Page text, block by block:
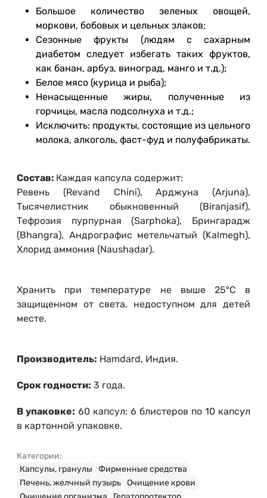
Большое количество зеленых овощей,
моркови, бобовых и цельных злаков;
Сезонные фрукты (людям с сахарным
диабетом следует избегать таких фруктов,
как банан, арбуз, виноград, манго и т.д.);
Белое мясо (курица и рыба);
Ненасыщенные жиры, полученные из
горчицы, масла подсолнуха и т.д.;
Исключить: продукты, состоящие из цельного
молока, алкоголь, фаст-фуд и полуфабрикаты.
Состав: Каждая капсула содержит:
Ревень (Revand Chini), Арджуна (Arjuna),
Тысячелистник обыкновенный (Biranjasif),
Тефрозия пурпурная (Sarphoka), Брингарадж
(Bhangra), Андрографис метельчатый (Kalmegh),
Хлорид аммония (Naushadar).
Хранить при температуре не выше 25°С в
защищенном от света, недоступном для детей
месте.
Производитель: Hamdard, Индия.
Срок годности: 3 года.
В упаковке: 60 капсул: 6 блистеров по 10 капсул
в картонной упаковке.
Категории:
Капсулы, гранулы
Фирменные средства
Печень, желчный пузырь Очищение крови